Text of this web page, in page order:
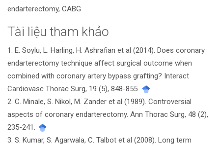
endarterectomy, CABG
Chi
tiết
bài
viết
Tài liệu tham khảo
1. E. Soylu, L. Harling, H. Ashrafian et al (2014). Does coronary
endarterectomy technique affect surgical outcome when
combined with coronary artery bypass grafting? Interact
Cardiovasc Thorac Surg, 19 (5), 848-855.
2. C. Minale, S. Nikol, M. Zander et al (1989). Controversial
aspects of coronary endarterectomy. Ann Thorac Surg, 48 (2),
235-241.
3. S. Kumar, S. Agarwala, C. Talbot et al (2008). Long term